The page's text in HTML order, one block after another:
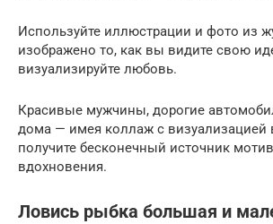
Используйте иллюстрации и фото из
изображено то, как вы видите свою
визуализируйте любовь.
Красивые мужчины, дорогие
дома — имея коллаж с
получите бесконечный источник
вдохновения.
Ловись рыбка большая и